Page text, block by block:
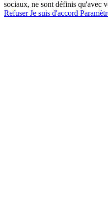
sociaux, ne sont définis qu'avec
RefuserJe suis d'accord